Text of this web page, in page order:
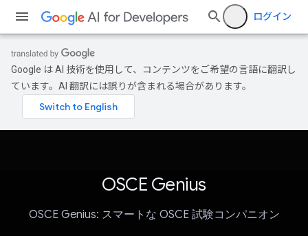
ログイン
Google は AI 技術を使用して、コンテンツをご希望の言語に翻訳し
ています。AI 翻訳には誤りが含まれる場合があります。
OSCE Genius
OSCE Genius: スマートな OSCE 試験コンパニオン